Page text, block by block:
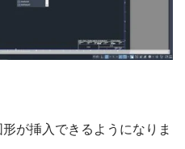
が挿入できるようになりま